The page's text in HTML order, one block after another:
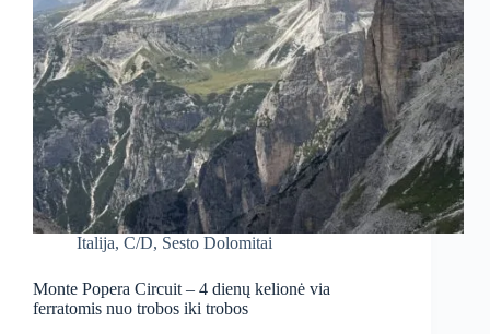
Italija, C/D, Sesto Dolomitai
Monte Popera Circuit – 4 dienų kelionė via
ferratomis nuo trobos iki trobos